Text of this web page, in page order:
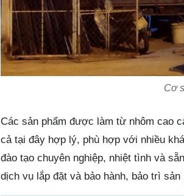
Cơ
Các sản phẩm được làm từ nhôm cao
cả tại đây hợp lý, phù hợp với nhiều
đào tạo chuyên nghiệp, nhiệt tình và
dịch vụ lắp đặt và bảo hành, bảo trì sản